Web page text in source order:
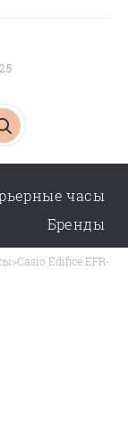
часы
Бренды
>Casio Edifice EFR-